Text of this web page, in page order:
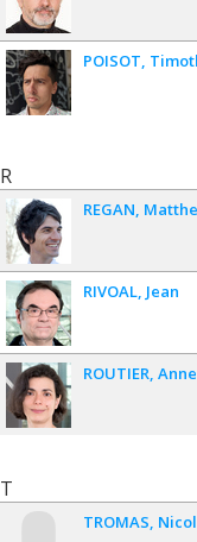
POISOT
R
REGAN
RIVOAL Jean
ROUTIER
T
TROMAS